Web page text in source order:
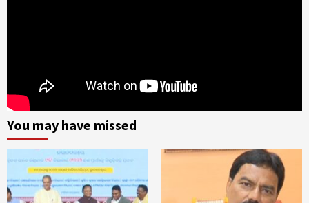
You may have missed